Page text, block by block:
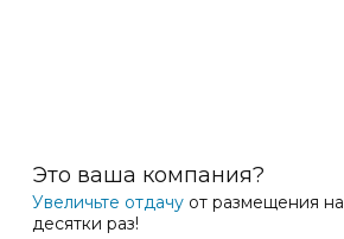
Это ваша компания?
Увеличьте отдачу от размещения на
десятки раз!